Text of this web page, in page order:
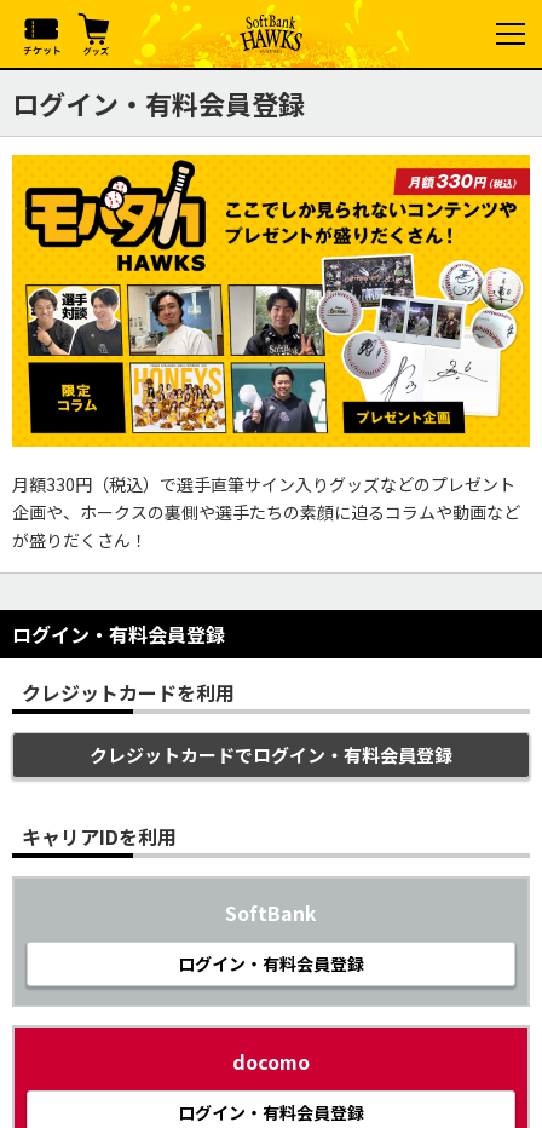
ログイン・有料会員登録
月額330円（税込）で選手直筆サイン入りグッズなどのプレゼント
企画や、ホークスの裏側や選手たちの素顔に迫るコラムや動画など
が盛りだくさん！
ログイン・有料会員登録
クレジットカードを利用
クレジットカードでログイン・有料会員登録
キャリアIDを利用
SoftBank
ログイン・有料会員登録
docomo
ログイン・有料会員登録